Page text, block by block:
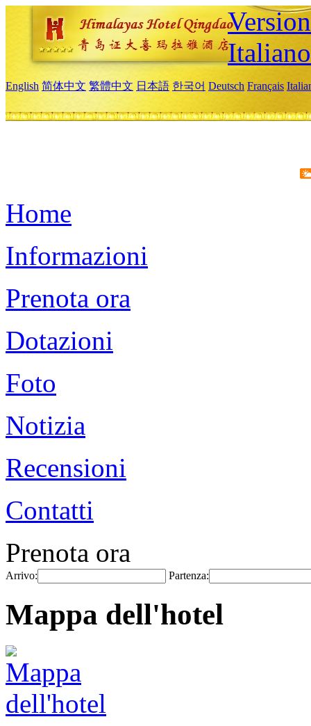
Italiano
English 简体中文 繁體中文 日本語 한국어 Deutsch Français
Home
Informazioni
Prenota ora
Dotazioni
Foto
Notizia
Recensioni
Contatti
Prenota ora
Arrivo: Partenza:
Mappa dell'hotel